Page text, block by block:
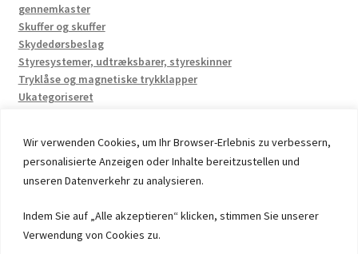
Wir verwenden Cookies, um Ihr Browser-Erlebnis zu verbessern,
personalisierte Anzeigen oder Inhalte bereitzustellen und
unseren Datenverkehr zu analysieren.
Indem Sie auf „Alle akzeptieren“ klicken, stimmen Sie unserer
Verwendung von Cookies zu.
gennemkaster
Skuffer og skuffer
Skydedørsbeslag
Styresystemer, udtræksbarer, styreskinner
Tryklåse og magnetiske trykklapper
Ukategoriseret
© 2026 by UMAXO Germany, member of the ERUON Group.
High quality Fittings, mechanical Components and